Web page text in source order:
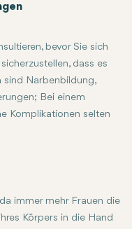
bevor Sie sich
dass es
sind Narbenbildung,
Bei einem
Komplikationen selten
immer mehr Frauen die
Körpers in die Hand